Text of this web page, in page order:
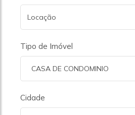
Locação
Tipo de Imóvel
CASA DE CONDOMINIO
Cidade